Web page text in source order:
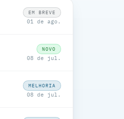
EM BREVE
01 de ago.
NOVO
08 de jul.
MELHORIA
08 de jul.